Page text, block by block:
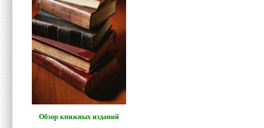
Обзор книжных изданий